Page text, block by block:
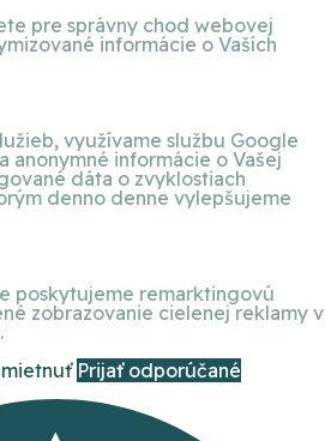
pre správny chod webovej
informácie o Vaších
využívame službu Google
anonymné informácie o Vašej
dáta o zvyklostiach
denno denne vylepšujeme
poskytujeme remarktingovú
zobrazovanie cielenej reklamy v
Prijať odporúčané